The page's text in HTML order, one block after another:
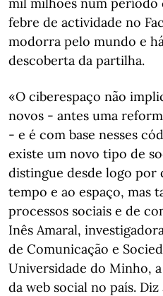
febre de actividade no
modorra pelo mundo e
descoberta da partilha.
«O ciberespaço não
novos - antes uma
- e é com base nesses
existe um novo tipo de
distingue desde logo por
tempo e ao espaço, mas
processos sociais e de
Inês Amaral,
de Comunicação e
Universidade do Minho,
da web social no país.